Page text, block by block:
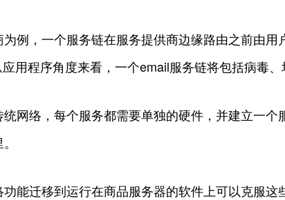
例，一个服务链在服务提供商边缘路由之前由
用程序角度来看，一个email服务链将包括病毒
网络，每个服务都需要单独的硬件，并建立一
能迁移到运行在商品服务器的软件上可以克服